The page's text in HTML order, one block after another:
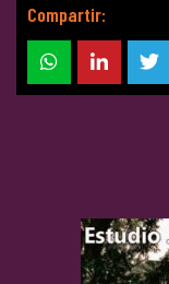
Compartir: